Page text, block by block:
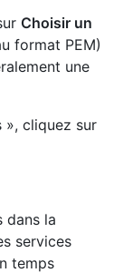
Choisir un
format PEM)
une
», cliquez sur
dans la
services
temps